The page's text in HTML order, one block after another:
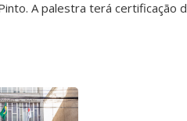
A palestra terá certificação